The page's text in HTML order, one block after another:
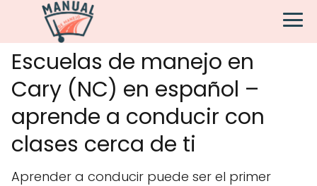
Escuelas de manejo en
Cary (NC) en español –
aprende a conducir con
clases cerca de ti
Aprender a conducir puede ser el primer